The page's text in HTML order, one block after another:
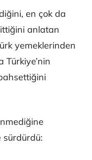
en çok da
anlatan
yemeklerinden
sürdürdü: